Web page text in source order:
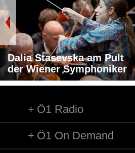
Dalia Stasevska am Pult
der Wiener Symphoniker
Ö1 Radio
Ö1 On Demand